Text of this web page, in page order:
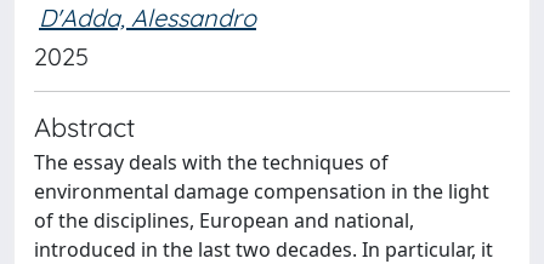
D'Adda, Alessandro
2025
Abstract
The essay deals with the techniques of
environmental damage compensation in the light
of the disciplines, European and national,
introduced in the last two decades. In particular, it